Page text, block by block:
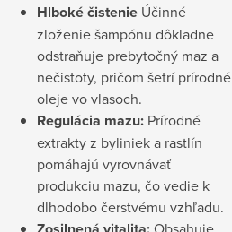
Hlboké čistenie Účinné
zloženie šampónu dôkladne
odstraňuje prebytočný maz a
nečistoty, pričom šetrí prírodné
oleje vo vlasoch.
Regulácia mazu: Prírodné
extrakty z byliniek a rastlín
pomáhajú vyrovnávať
produkciu mazu, čo vedie k
dlhodobo čerstvému vzhľadu.